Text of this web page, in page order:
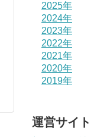
2025年
2024年
2023年
2022年
2021年
2020年
2019年
運営サイト